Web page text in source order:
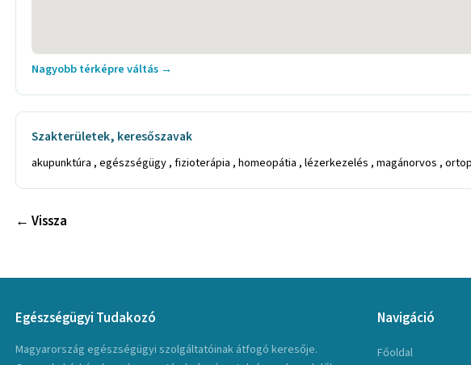
Nagyobb térképre váltás →
Szakterületek, keresőszavak
akupunktúra , egészségügy , fizioterápia , homeopátia , lézerkezelés , magánorvos ,
← Vissza
Egészségügyi Tudakozó
Magyarország egészségügyi szolgáltatóinak átfogó keresője.
Navigáció
Főoldal